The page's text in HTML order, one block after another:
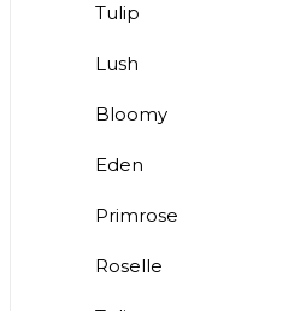
Tulip
Lush
Bloomy
Eden
Primrose
Roselle